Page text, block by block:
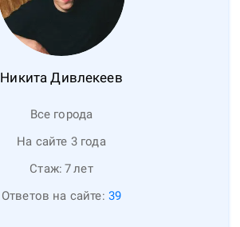
Никита Дивлекеев
Все города
На сайте 3 года
Стаж: 7лет
Ответов на сайте: 39